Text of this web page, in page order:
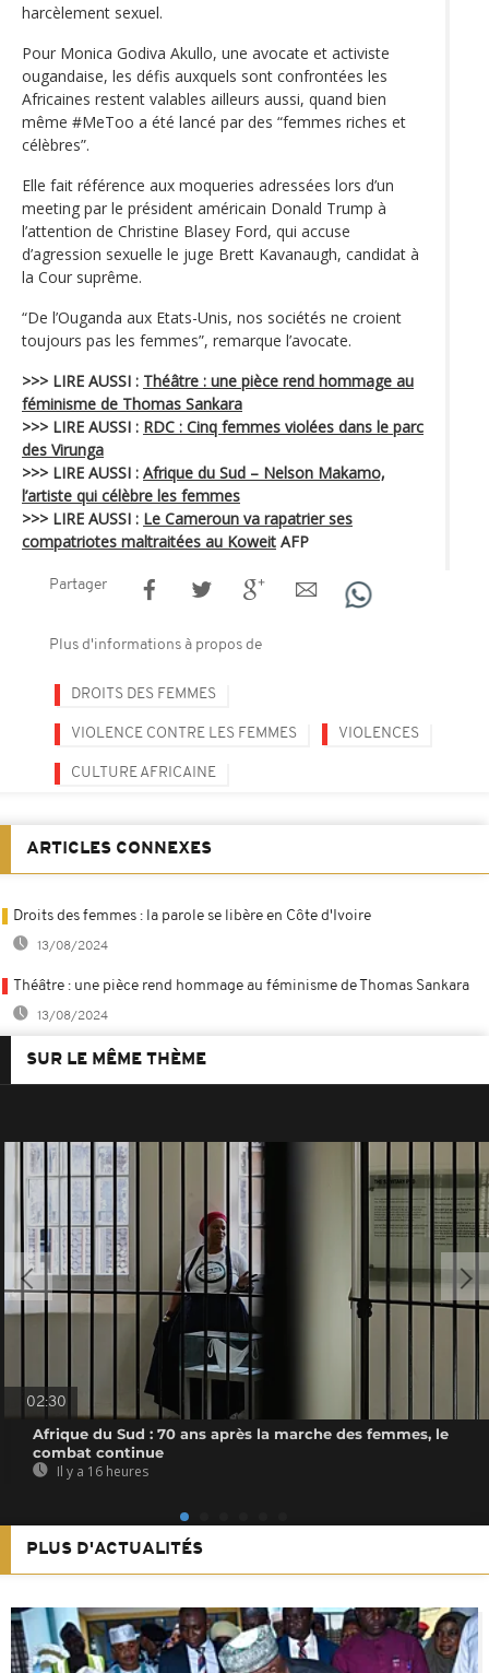
harcèlement sexuel.
Pour Monica Godiva Akullo, une avocate et activiste
ougandaise, les défis auxquels sont confrontées les
Africaines restent valables ailleurs aussi, quand bien
même #MeToo a été lancé par des “femmes riches et
célèbres”.
Elle fait référence aux moqueries adressées lors d’un
meeting par le président américain Donald Trump à
l’attention de Christine Blasey Ford, qui accuse
d’agression sexuelle le juge Brett Kavanaugh, candidat à
la Cour suprême.
“De l’Ouganda aux Etats-Unis, nos sociétés ne croient
toujours pas les femmes”, remarque l’avocate.
>>> LIRE AUSSI : Théâtre : une pièce rend hommage au
féminisme de Thomas Sankara
>>> LIRE AUSSI : RDC : Cinq femmes violées dans le parc
des Virunga
>>> LIRE AUSSI : Afrique du Sud – Nelson Makamo,
l’artiste qui célèbre les femmes
>>> LIRE AUSSI : Le Cameroun va rapatrier ses
compatriotes maltraitées au Koweit AFP
Partager
Plus d'informations à propos de
DROITS DES FEMMES
VIOLENCE CONTRE LES FEMMES VIOLENCES
CULTURE AFRICAINE
ARTICLES CONNEXES
Droits des femmes : la parole se libère en Côte d'Ivoire
13/08/2024
Théâtre : une pièce rend hommage au féminisme de Thomas Sankara
13/08/2024
SUR LE MÊME THÈME
02:30
Afrique du Sud : 70 ans après la marche des femmes, le
combat continue
Il y a 16 heures
PLUS D'ACTUALITÉS